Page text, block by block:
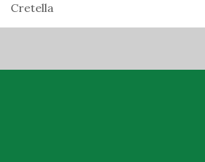
Cretella